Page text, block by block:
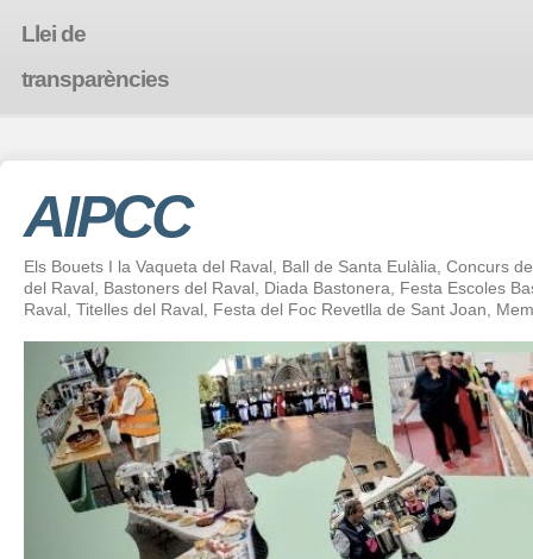
Llei de
transparències
AIPCC
Els Bouets I la Vaqueta del Raval, Ball de Santa Eulàlia, Concurs
del Raval, Bastoners del Raval, Diada Bastonera, Festa Escoles
Raval, Titelles del Raval, Festa del Foc Revetlla de Sant Joan,